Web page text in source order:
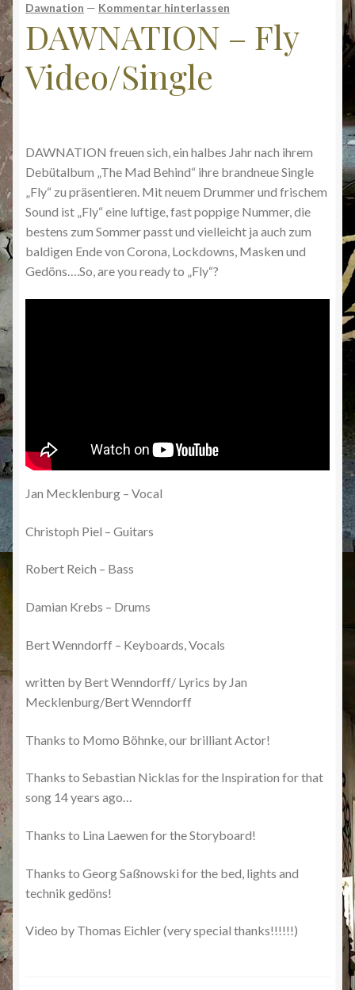
Dawnation — Kommentar hinterlassen
DAWNATION – Fly
Video/Single
DAWNATION freuen sich, ein halbes Jahr nach ihrem
Debütalbum „The Mad Behind“ ihre brandneue Single
„Fly“ zu präsentieren. Mit neuem Drummer und frischem
Sound ist „Fly“ eine luftige, fast poppige Nummer, die
bestens zum Sommer passt und vielleicht ja auch zum
baldigen Ende von Corona, Lockdowns, Masken und
Gedöns….So, are you ready to „Fly“?
Jan Mecklenburg – Vocal
Christoph Piel – Guitars
Robert Reich – Bass
Damian Krebs – Drums
Bert Wenndorff – Keyboards, Vocals
written by Bert Wenndorff/ Lyrics by Jan
Mecklenburg/Bert Wenndorff
Thanks to Momo Böhnke, our brilliant Actor!
Thanks to Sebastian Nicklas for the Inspiration for that
song 14 years ago…
Thanks to Lina Laewen for the Storyboard!
Thanks to Georg Saßnowski for the bed, lights and
technik gedöns!
Video by Thomas Eichler (very special thanks!!!!!!)